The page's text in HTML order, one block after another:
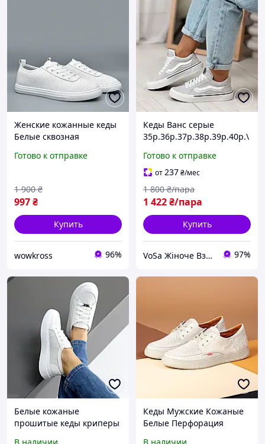
Женские кожанные кеды
Белые сквозная
стильные кеды на лето 36
Готово к отправке
997₴
1 900 ₴
Купить
wowkross 96%
Кеды Ванс серые
35р.36р.37р.38р.39р.40р.\
Готово к отправке
от237₴/мес
1 422₴/пара
1 800 ₴/пара
Купить
VoSa Жіноче Взуття 97%
Белые кожаные
прошитые кеды криперы
Кеды Мужские Кожаные
Белые Перфорация